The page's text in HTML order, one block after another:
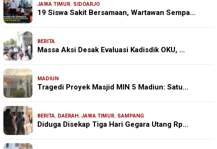
JAWA TIMUR, SIDOARJO
19 Siswa Sakit Bersamaan, Wartawan Sempa…
BERITA
Massa Aksi Desak Evaluasi Kadisdik OKU, …
MADIUN
Tragedi Proyek Masjid MIN 5 Madiun: Satu…
BERITA, DAERAH, JAWA TIMUR, SAMPANG
Diduga Disekap Tiga Hari Gegara Utang Rp…